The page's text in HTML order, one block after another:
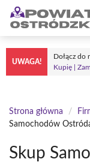
Przejdź
treści
UWAGA!
Dołącz do
Kupię |
Strona główna /
Samochodów
Skup